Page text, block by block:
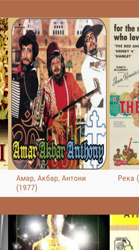
Амар, Акбар, Антони
(1977)
Река